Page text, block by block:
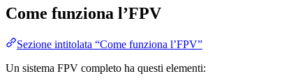
Come funziona l’FPV
Sezione intitolata “Come funziona l’FPV”
Un sistema FPV completo ha questi elementi: